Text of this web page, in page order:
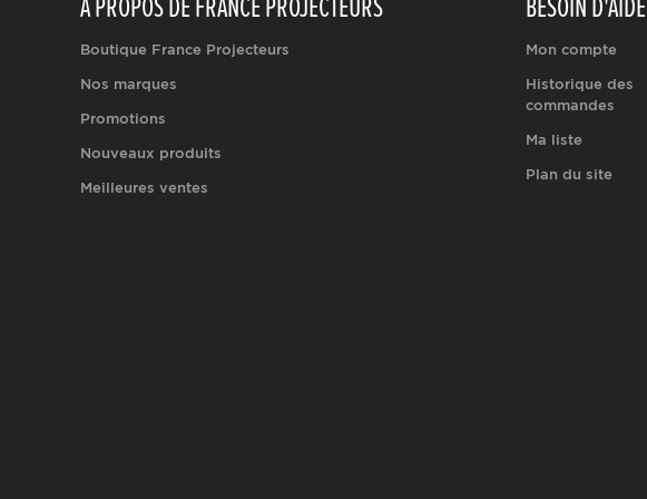
A PROPOS DE FRANCE PROJECTEURS
Boutique France Projecteurs
Nos marques
Promotions
Nouveaux produits
Meilleures ventes
BESOIN
Mon compte
Historique des
commandes
Ma liste
Plan du site